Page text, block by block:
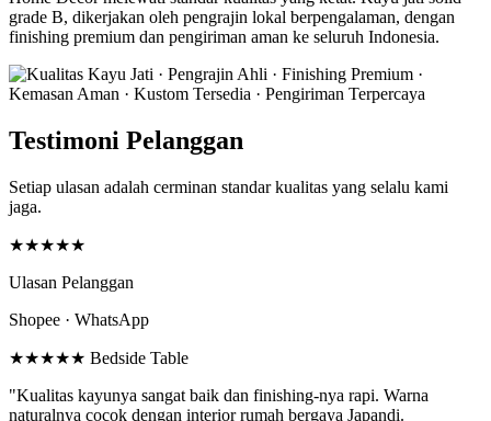
grade B, dikerjakan oleh pengrajin lokal berpengalaman, dengan
finishing premium dan pengiriman aman ke seluruh Indonesia.
Testimoni Pelanggan
Setiap ulasan adalah cerminan standar kualitas yang selalu kami
jaga.
★★★★★
Ulasan Pelanggan
Shopee · WhatsApp
★★★★★ Bedside Table
"Kualitas kayunya sangat baik dan finishing-nya rapi. Warna
naturalnya cocok dengan interior rumah bergaya Japandi.